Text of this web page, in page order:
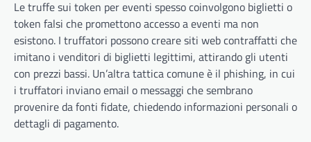
Le truffe sui token per eventi spesso coinvolgono biglietti o
token falsi che promettono accesso a eventi ma non
esistono. I truffatori possono creare siti web contraffatti che
imitano i venditori di biglietti legittimi, attirando gli utenti
con prezzi bassi. Un’altra tattica comune è il phishing, in cui
i truffatori inviano email o messaggi che sembrano
provenire da fonti fidate, chiedendo informazioni personali o
dettagli di pagamento.